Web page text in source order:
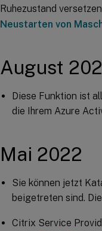
Ruhezustand
Neustarten von
August
Diese Funktion ist
die Ihrem Azure
Mai 2022
Sie können jetzt
beigetreten sind.
Citrix Service